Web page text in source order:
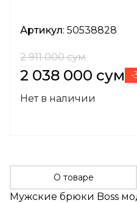
Артикул: 50538828
2 911 000 сум
2 038 000 сум -
Нет в наличии
О товаре
Мужские брюки Boss